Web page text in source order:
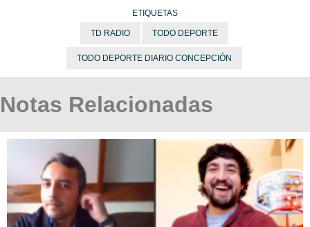
ETIQUETAS
TD RADIO TODO DEPORTE
TODO DEPORTE DIARIO CONCEPCIÓN
Notas Relacionadas